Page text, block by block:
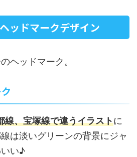
ッドマークデザイン
ヘッドマーク。
線、宝塚線で違うイラストに
は淡いグリーンの背景にジャ
い♪